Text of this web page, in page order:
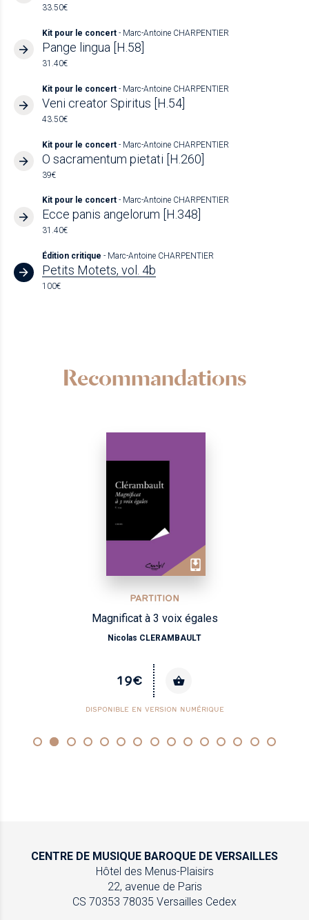
33.50€
Kit pour le concert - Marc-Antoine CHARPENTIER
Pange lingua [H.58]
31.40€
Kit pour le concert - Marc-Antoine CHARPENTIER
Veni creator Spiritus [H.54]
43.50€
Kit pour le concert - Marc-Antoine CHARPENTIER
O sacramentum pietati [H.260]
39€
Kit pour le concert - Marc-Antoine CHARPENTIER
Ecce panis angelorum [H.348]
31.40€
Édition critique - Marc-Antoine CHARPENTIER
Petits Motets, vol. 4b
100€
Recommandations
PARTITION
Magnificat à 3 voix égales
Nicolas CLERAMBAULT
19€
DISPONIBLE EN VERSION NUMÉRIQUE
CENTRE DE MUSIQUE BAROQUE DE VERSAILLES
Hôtel des Menus-Plaisirs
22, avenue de Paris
CS 70353 78035 Versailles Cedex